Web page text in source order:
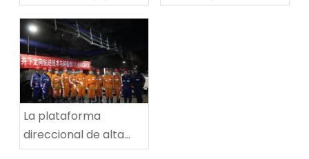
técnico de
perforación espiral de
alta velocidad
reparación de rutas
La plataforma
direccional de alta
potencia establece